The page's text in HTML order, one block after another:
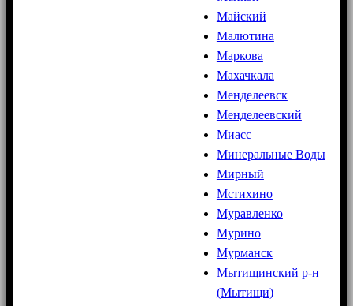
Майский
Малютина
Маркова
Махачкала
Менделеевск
Менделеевский
Миасс
Минеральные Воды
Мирный
Мстихино
Муравленко
Мурино
Мурманск
Мытищинский р-н
(Мытищи)